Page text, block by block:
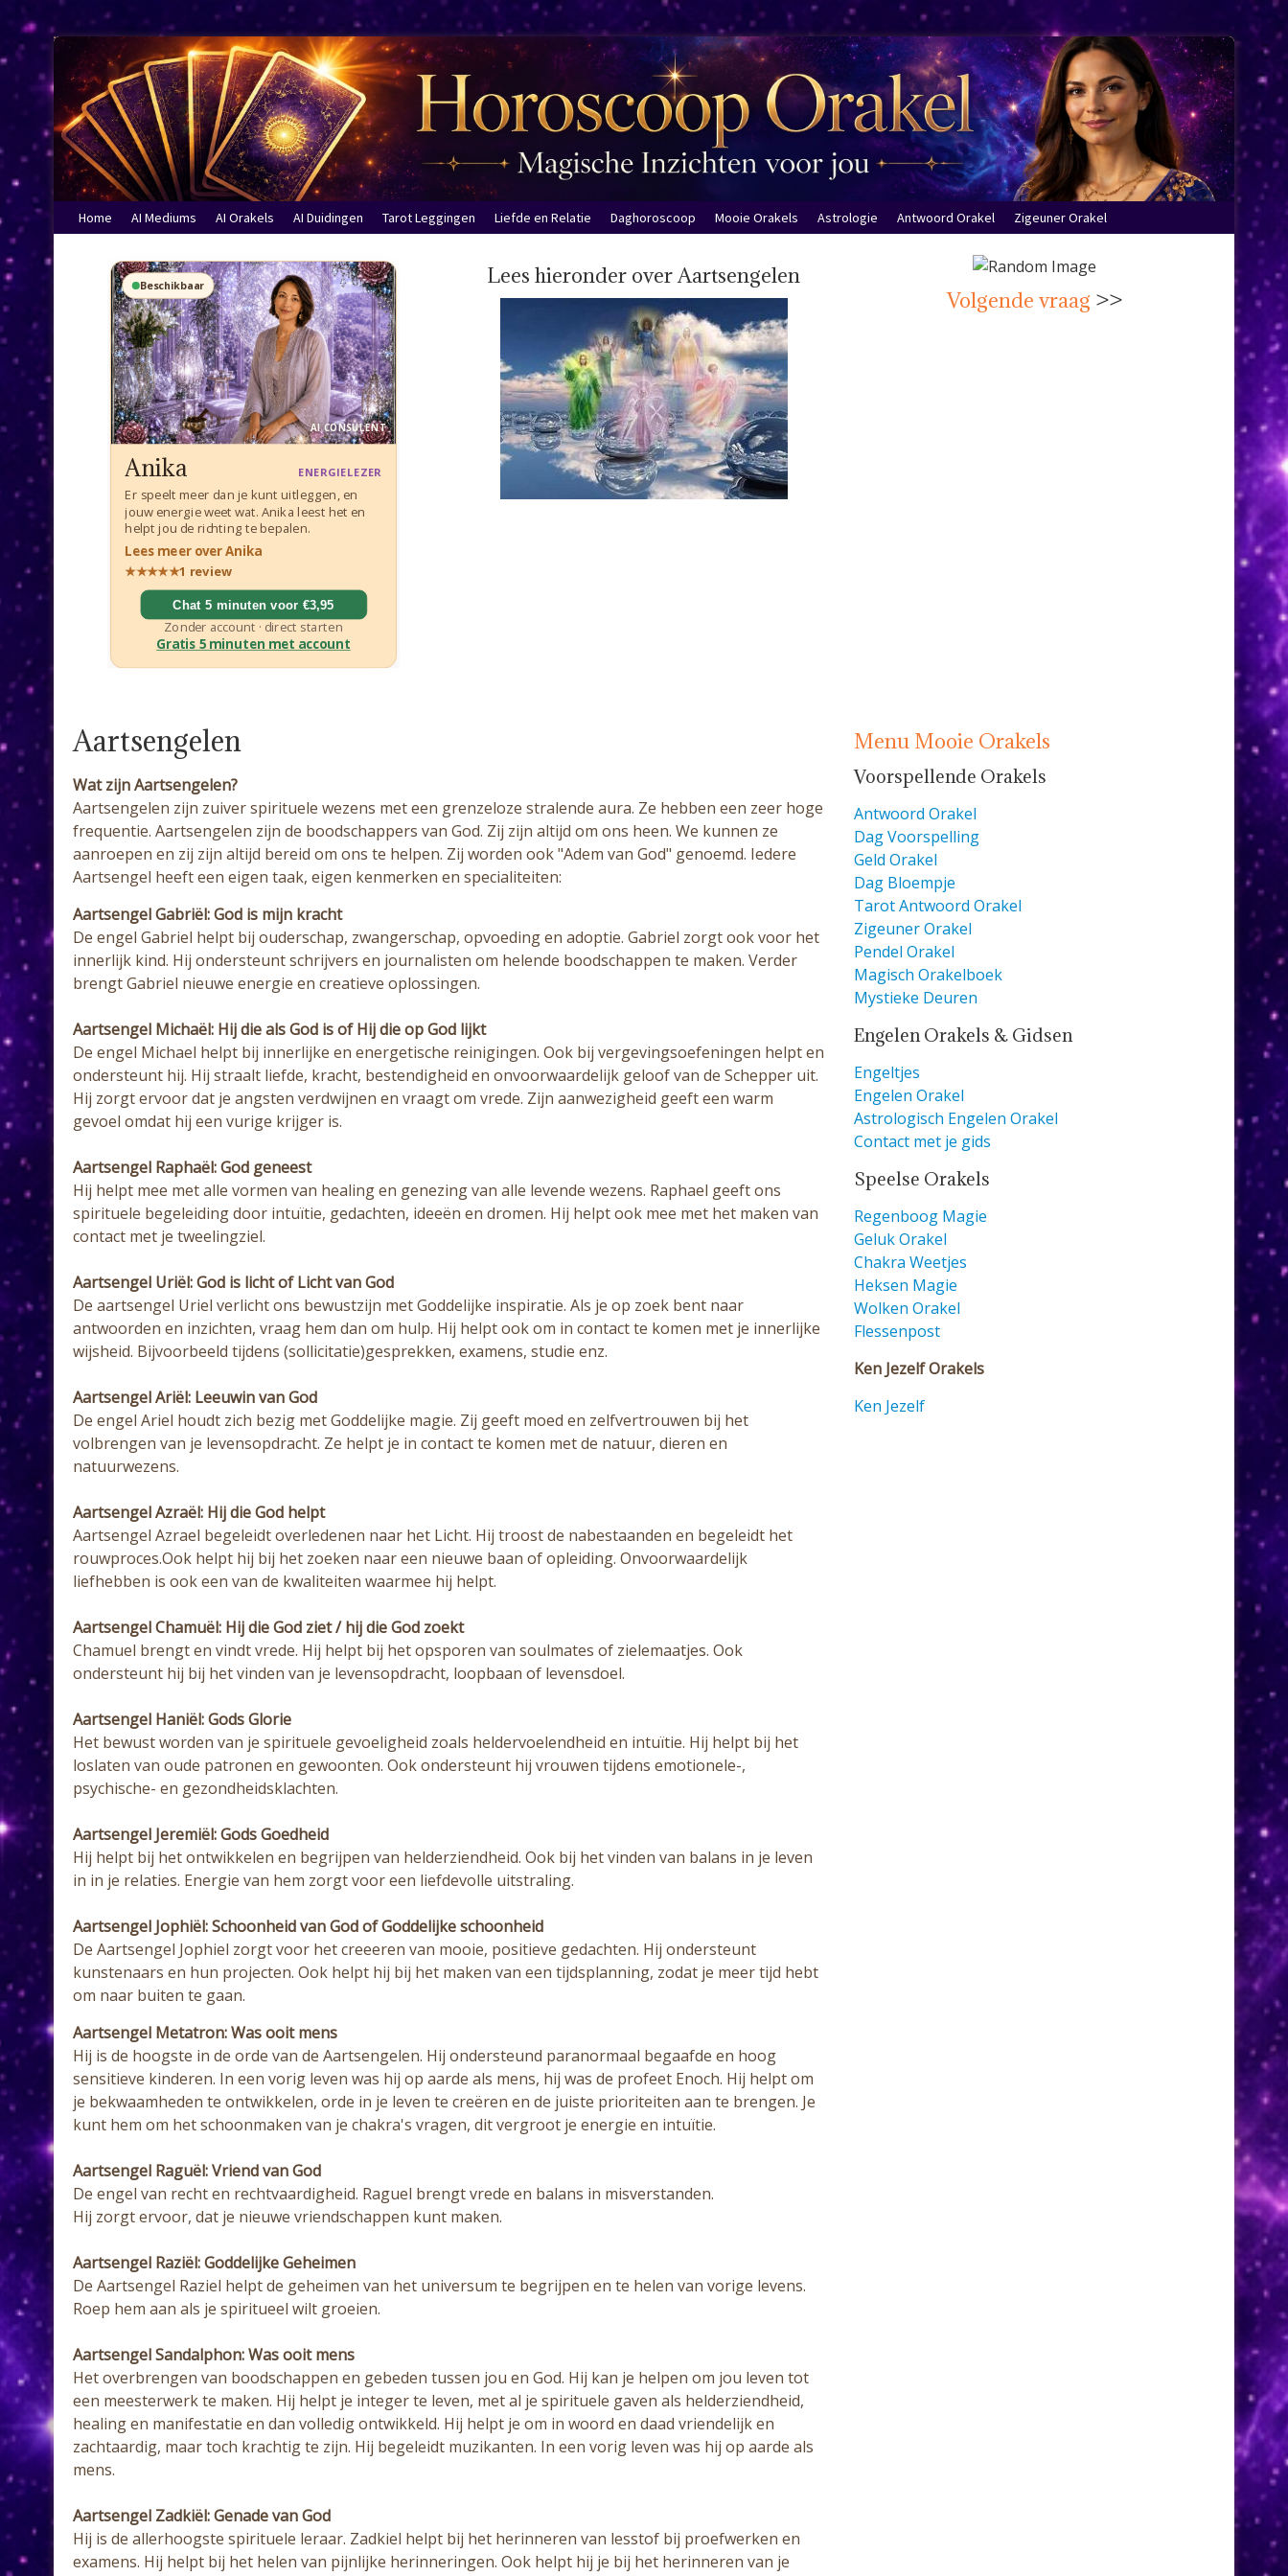
Home AI Mediums AI Orakels AI Duidingen Tarot Leggingen Liefde en Relatie Daghoroscoop Mooie Orakels Astrologie Antwoord Orakel Zigeuner Orakel
Lees hieronder over Aartsengelen
Volgende vraag >>
Aartsengelen
Wat zijn Aartsengelen?
Aartsengelen zijn zuiver spirituele wezens met een grenzeloze stralende aura. Ze hebben een zeer hoge
frequentie. Aartsengelen zijn de boodschappers van God. Zij zijn altijd om ons heen. We kunnen ze
aanroepen en zij zijn altijd bereid om ons te helpen. Zij worden ook "Adem van God" genoemd. Iedere
Aartsengel heeft een eigen taak, eigen kenmerken en specialiteiten:
Aartsengel Gabriël: God is mijn kracht
De engel Gabriel helpt bij ouderschap, zwangerschap, opvoeding en adoptie. Gabriel zorgt ook voor het
innerlijk kind. Hij ondersteunt schrijvers en journalisten om helende boodschappen te maken. Verder
brengt Gabriel nieuwe energie en creatieve oplossingen.
Aartsengel Michaël: Hij die als God is of Hij die op God lijkt
De engel Michael helpt bij innerlijke en energetische reinigingen. Ook bij vergevingsoefeningen helpt en
ondersteunt hij. Hij straalt liefde, kracht, bestendigheid en onvoorwaardelijk geloof van de Schepper uit.
Hij zorgt ervoor dat je angsten verdwijnen en vraagt om vrede. Zijn aanwezigheid geeft een warm
gevoel omdat hij een vurige krijger is.
Aartsengel Raphaël: God geneest
Hij helpt mee met alle vormen van healing en genezing van alle levende wezens. Raphael geeft ons
spirituele begeleiding door intuïtie, gedachten, ideeën en dromen. Hij helpt ook mee met het maken van
contact met je tweelingziel.
Aartsengel Uriël: God is licht of Licht van God
De aartsengel Uriel verlicht ons bewustzijn met Goddelijke inspiratie. Als je op zoek bent naar
antwoorden en inzichten, vraag hem dan om hulp. Hij helpt ook om in contact te komen met je innerlijke
wijsheid. Bijvoorbeeld tijdens (sollicitatie)gesprekken, examens, studie enz.
Aartsengel Ariël: Leeuwin van God
De engel Ariel houdt zich bezig met Goddelijke magie. Zij geeft moed en zelfvertrouwen bij het
volbrengen van je levensopdracht. Ze helpt je in contact te komen met de natuur, dieren en
natuurwezens.
Aartsengel Azraël: Hij die God helpt
Aartsengel Azrael begeleidt overledenen naar het Licht. Hij troost de nabestaanden en begeleidt het
rouwproces.Ook helpt hij bij het zoeken naar een nieuwe baan of opleiding. Onvoorwaardelijk
liefhebben is ook een van de kwaliteiten waarmee hij helpt.
Aartsengel Chamuël: Hij die God ziet / hij die God zoekt
Chamuel brengt en vindt vrede. Hij helpt bij het opsporen van soulmates of zielemaatjes. Ook
ondersteunt hij bij het vinden van je levensopdracht, loopbaan of levensdoel.
Aartsengel Haniël: Gods Glorie
Het bewust worden van je spirituele gevoeligheid zoals heldervoelendheid en intuïtie. Hij helpt bij het
loslaten van oude patronen en gewoonten. Ook ondersteunt hij vrouwen tijdens emotionele-,
psychische- en gezondheidsklachten.
Aartsengel Jeremiël: Gods Goedheid
Hij helpt bij het ontwikkelen en begrijpen van helderziendheid. Ook bij het vinden van balans in je leven
in in je relaties. Energie van hem zorgt voor een liefdevolle uitstraling.
Aartsengel Jophiël: Schoonheid van God of Goddelijke schoonheid
De Aartsengel Jophiel zorgt voor het creeeren van mooie, positieve gedachten. Hij ondersteunt
kunstenaars en hun projecten. Ook helpt hij bij het maken van een tijdsplanning, zodat je meer tijd hebt
om naar buiten te gaan.
Aartsengel Metatron: Was ooit mens
Hij is de hoogste in de orde van de Aartsengelen. Hij ondersteund paranormaal begaafde en hoog
sensitieve kinderen. In een vorig leven was hij op aarde als mens, hij was de profeet Enoch. Hij helpt om
je bekwaamheden te ontwikkelen, orde in je leven te creëren en de juiste prioriteiten aan te brengen. Je
kunt hem om het schoonmaken van je chakra's vragen, dit vergroot je energie en intuïtie.
Aartsengel Raguël: Vriend van God
De engel van recht en rechtvaardigheid. Raguel brengt vrede en balans in misverstanden.
Hij zorgt ervoor, dat je nieuwe vriendschappen kunt maken.
Aartsengel Raziël: Goddelijke Geheimen
De Aartsengel Raziel helpt de geheimen van het universum te begrijpen en te helen van vorige levens.
Roep hem aan als je spiritueel wilt groeien.
Aartsengel Sandalphon: Was ooit mens
Het overbrengen van boodschappen en gebeden tussen jou en God. Hij kan je helpen om jou leven tot
een meesterwerk te maken. Hij helpt je integer te leven, met al je spirituele gaven als helderziendheid,
healing en manifestatie en dan volledig ontwikkeld. Hij helpt je om in woord en daad vriendelijk en
zachtaardig, maar toch krachtig te zijn. Hij begeleidt muzikanten. In een vorig leven was hij op aarde als
mens.
Aartsengel Zadkiël: Genade van God
Hij is de allerhoogste spirituele leraar. Zadkiel helpt bij het herinneren van lesstof bij proefwerken en
examens. Hij helpt bij het helen van pijnlijke herinneringen. Ook helpt hij je bij het herinneren van je
Menu Mooie Orakels
Voorspellende Orakels
Antwoord Orakel
Dag Voorspelling
Geld Orakel
Dag Bloempje
Tarot Antwoord Orakel
Zigeuner Orakel
Pendel Orakel
Magisch Orakelboek
Mystieke Deuren
Engelen Orakels & Gidsen
Engeltjes
Engelen Orakel
Astrologisch Engelen Orakel
Contact met je gids
Speelse Orakels
Regenboog Magie
Geluk Orakel
Chakra Weetjes
Heksen Magie
Wolken Orakel
Flessenpost
Ken Jezelf Orakels
Ken Jezelf